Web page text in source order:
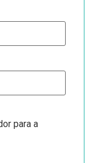
para a